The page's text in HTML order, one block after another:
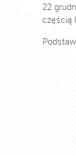
22
częścią